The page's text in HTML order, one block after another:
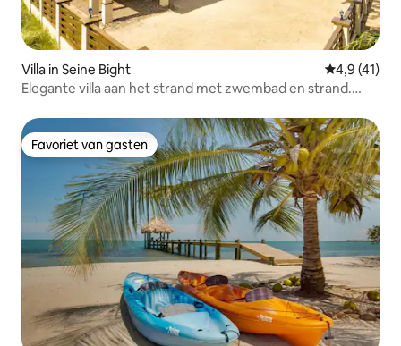
Villa in Seine Bight
4,9 (41)
Elegante villa aan het strand met zwembad en strand.
Favoriet van gasten
Favoriet van gasten